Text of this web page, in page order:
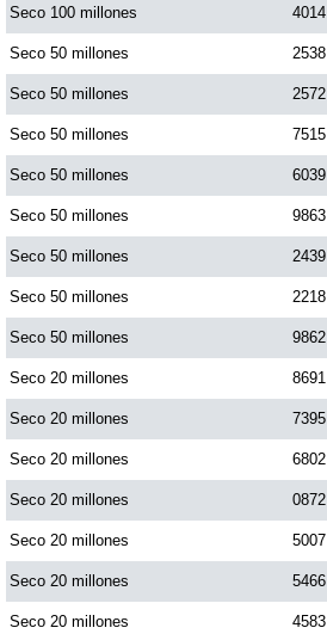
Seco 100 millones 4014
Seco 50 millones 2538
Seco 50 millones 2572
Seco 50 millones 7515
Seco 50 millones 6039
Seco 50 millones 9863
Seco 50 millones 2439
Seco 50 millones 2218
Seco 50 millones 9862
Seco 20 millones 8691
Seco 20 millones 7395
Seco 20 millones 6802
Seco 20 millones 0872
Seco 20 millones 5007
Seco 20 millones 5466
Seco 20 millones 4583